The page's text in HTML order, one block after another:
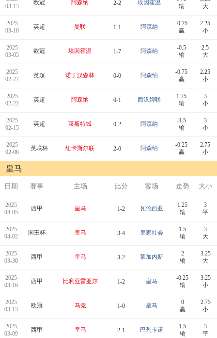
03-13
欧冠 阿森纳 2-2 埃因霍温
输
大
2025
03-10
英超 曼联 1-1 阿森纳
-0.75
赢
2.25
小
2025
03-05
欧冠 埃因霍温 1-7 阿森纳
-0.5
输
2.5
大
2025
02-27
英超 诺丁汉森林 0-0 阿森纳
-0.75
赢
2.25
小
2025
02-22
英超 阿森纳 0-1 西汉姆联
1.75
输
3
小
2025
02-15
英超 莱斯特城 0-2 阿森纳
-1.5
输
3
小
2025
02-06
英联杯 纽卡斯尔联 2-0 阿森纳
-0.25
赢
2.75
小
皇马
日期 赛事 主场 比分 客场 走势 大小
2025
04-05
西甲 皇马 1-2 瓦伦西亚
1.25
输
3
平
2025
04-02
国王杯 皇马 3-4 皇家社会
1.5
输
3
大
2025
03-30
西甲 皇马 3-2 莱加内斯
2
输
3.25
大
2025
03-16
西甲 比利亚雷亚尔 1-2 皇马
-0.25
输
3.25
小
2025
03-13
欧冠 马竞 1-0 皇马
0
赢
2.75
小
2025
03-09
西甲 皇马 2-1 巴列卡诺
1.5
输
3
平